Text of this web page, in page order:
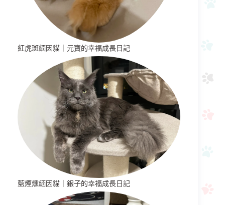
紅虎斑緬因貓｜元寶的幸福成長日記
藍煙燻緬因貓｜銀子的幸福成長日記